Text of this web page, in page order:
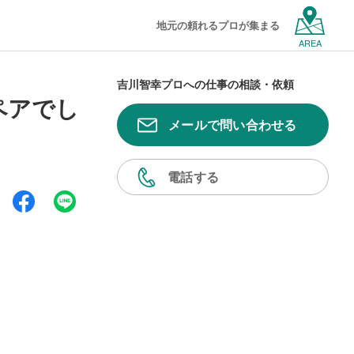
地元の頼れるプロが集まる
AREA
でし
吉川智幸プロへの仕事の相談・依頼
メールで問い合わせる
電話する